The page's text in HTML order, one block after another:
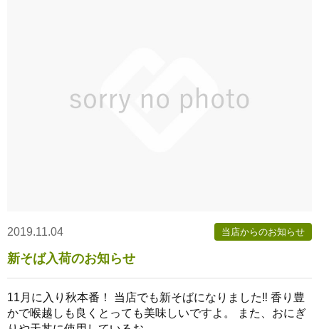
新そば入荷のお知らせ
2019.11.04 当店からのお知らせ
11月に入り秋本番！ 当店でも新そばになりました‼ 香り豊
かで喉越しも良くとっても美味しいですよ。 また、おにぎ